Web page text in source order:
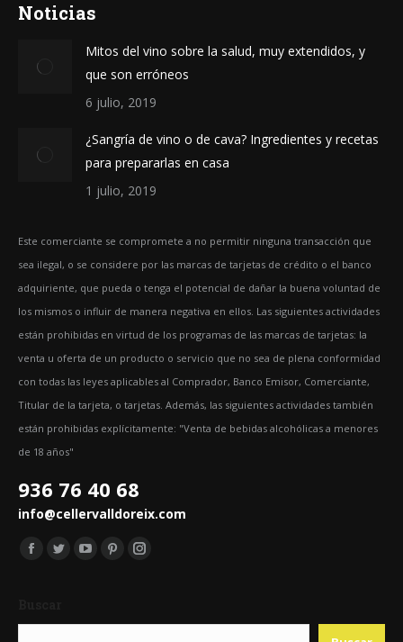
Noticias
Mitos del vino sobre la salud, muy extendidos, y
que son erróneos
6 julio, 2019
¿Sangría de vino o de cava? Ingredientes y recetas
para prepararlas en casa
1 julio, 2019
Este comerciante se compromete a no permitir ninguna transacción que
sea ilegal, o se considere por las marcas de tarjetas de crédito o el banco
adquiriente, que pueda o tenga el potencial de dañar la buena voluntad de
los mismos o influir de manera negativa en ellos. Las siguientes actividades
están prohibidas en virtud de los programas de las marcas de tarjetas: la
venta u oferta de un producto o servicio que no sea de plena conformidad
con todas las leyes aplicables al Comprador, Banco Emisor, Comerciante,
Titular de la tarjeta, o tarjetas. Además, las siguientes actividades también
están prohibidas explícitamente: "Venta de bebidas alcohólicas a menores
de 18 años"
936 76 40 68
info@cellervalldoreix.com
Encuéntranos en:
Facebook
in
Twitter
in
YouTube
in
Pinterest
in
Instagram
in